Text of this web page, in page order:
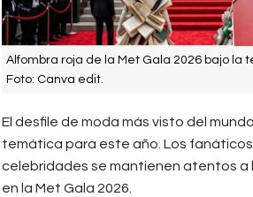
Alfombra roja de la Met Gala 2026 bajo la
Foto: Canva edit.
El desfile de moda más visto del
temática para este año. Los fanáticos
celebridades se mantienen atentos a
en la Met Gala 2026.